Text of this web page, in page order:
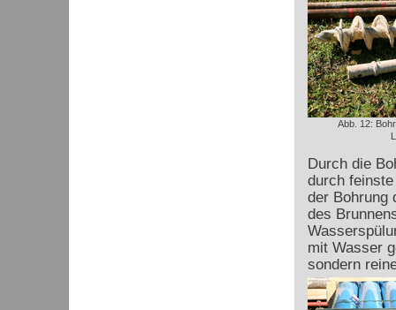
Abb. 12:
Durch die
durch
der Bohrung
des
mit Wasser
sondern